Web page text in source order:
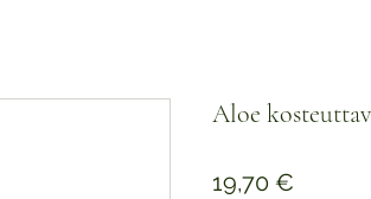
Aloe
19,70 €